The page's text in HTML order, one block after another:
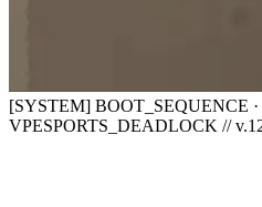
[SYSTEM] BOOT_SEQUENCE
VPESPORTS_DEADLOCK //